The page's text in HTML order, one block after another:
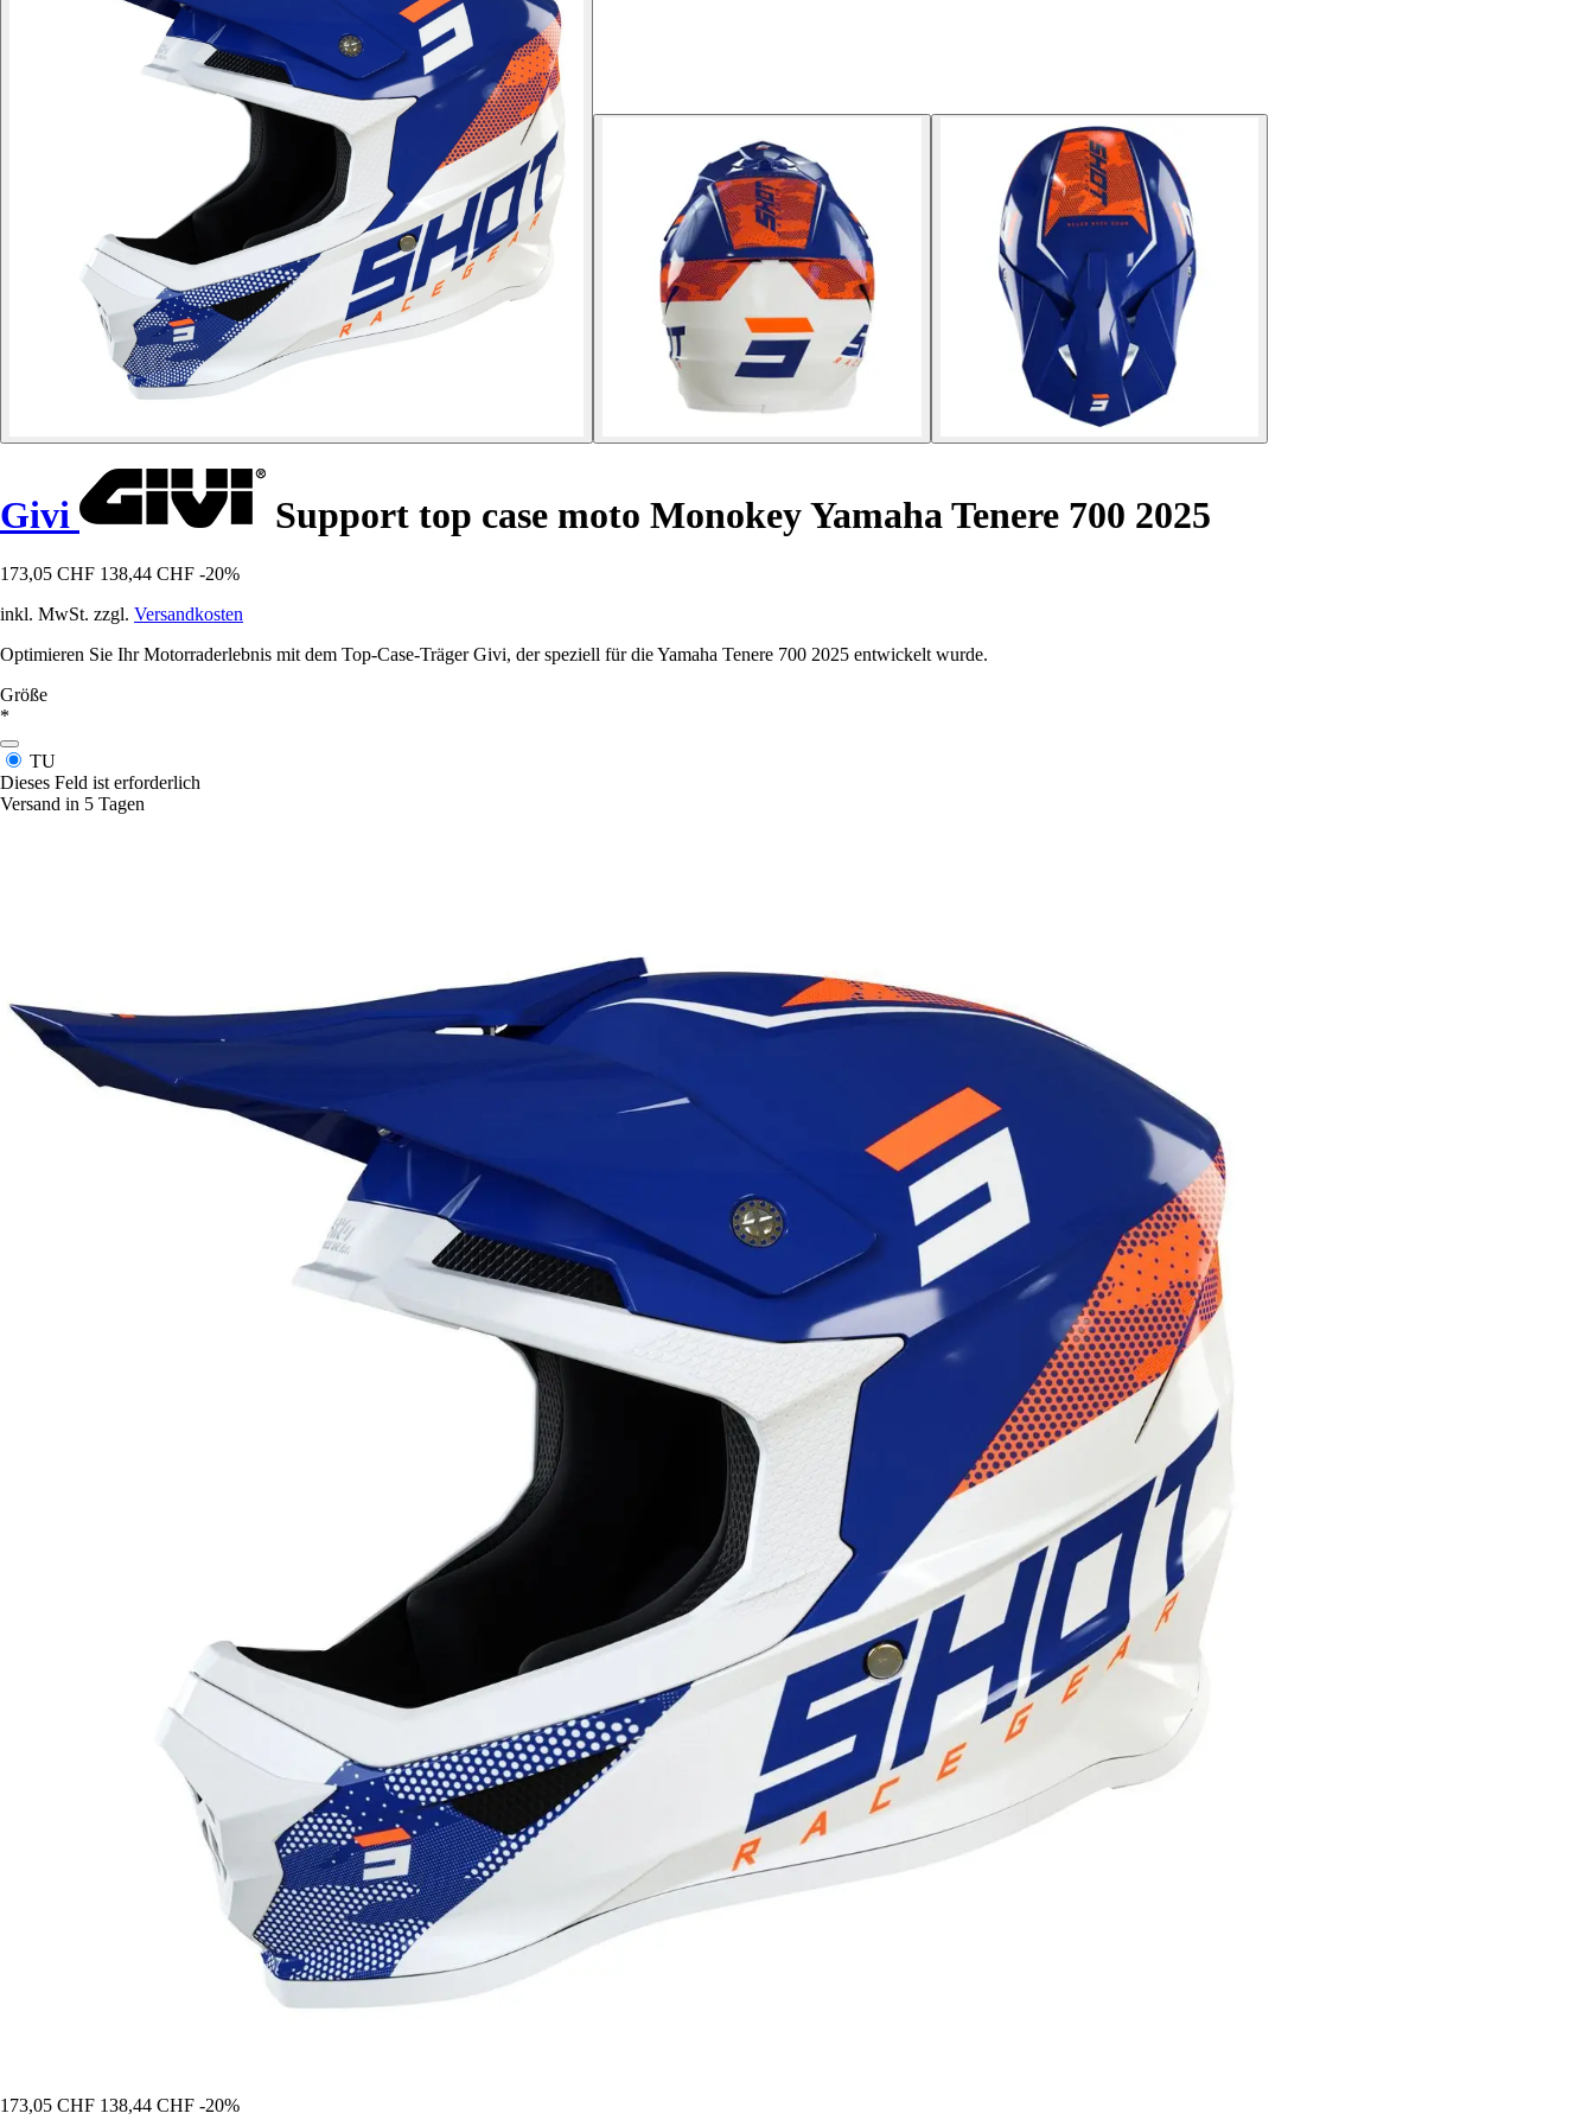
Givi Support top case moto Monokey Yamaha Tenere 700 2025
173,05 CHF 138,44 CHF -20%
inkl. MwSt. zzgl. Versandkosten
Optimieren Sie Ihr Motorraderlebnis mit dem Top-Case-Träger Givi, der speziell für die Yamaha Tenere 700 2025 entwickelt wurde.
Größe
*
TU
Dieses Feld ist erforderlich
Versand in 5 Tagen
173,05 CHF 138,44 CHF -20%